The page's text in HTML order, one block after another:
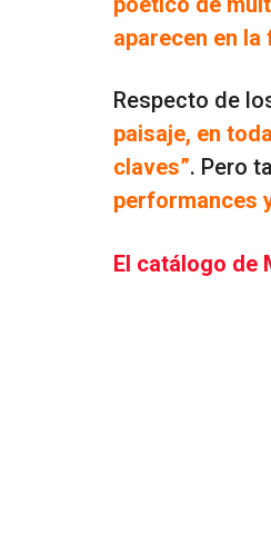
aparecen en
Respecto de
paisaje, en
claves”. Pero
performances
El catálogo de